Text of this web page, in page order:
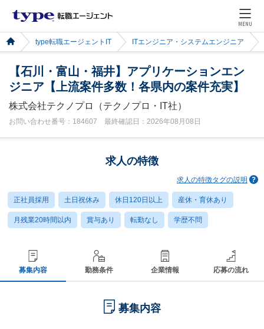
MENU
type転職エージェントIT ITエンジニア・システムエンジニア
【石川・富山・福井】アプリケーションエン
ジニア【上流案件多数！各県内の案件充実】
株式会社テクノプロ（テクノプロ・IT社）
お問い合わせ番号：184607 最終確認日：2026年08月08日
求人の特徴
求人の特徴タグの説明
正社員採用 土日祝休み 休日120日以上 産休・育休あり
月残業20時間以内 賞与あり 転勤なし 学歴不問
募集内容 勤務条件 企業情報 応募の流れ
募集内容